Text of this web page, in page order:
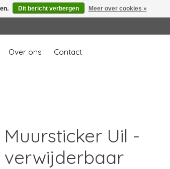
Over ons Contact
Muursticker Uil -
verwijderbaar
Dit bericht verbergen Meer over cookies »